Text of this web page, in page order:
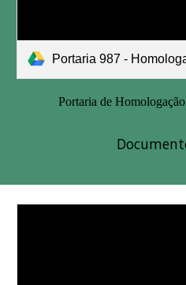
Portaria 987 - Homologação
Portaria de